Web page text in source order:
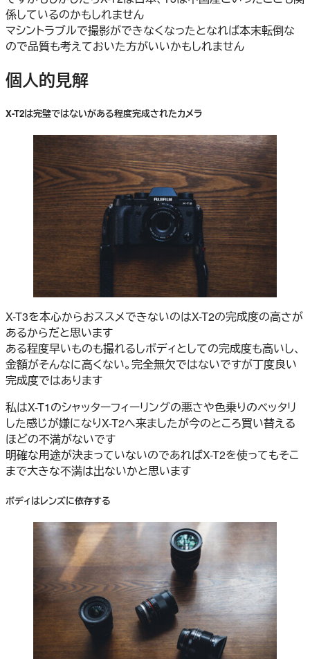
係しているのかもしれません
マシントラブルで撮影ができなくなったとなれば本末転倒な
ので品質も考えておいた方がいいかもしれません
個人的見解
X-T2は完璧ではないがある程度完成されたカメラ
X-T3を本心からおススメできないのはX-T2の完成度の高さが
あるからだと思います
ある程度早いものも撮れるしボディとしての完成度も高いし、
金額がそんなに高くない。完全無欠ではないですが丁度良い
完成度ではあります
私はX-T1のシャッターフィーリングの悪さや色乗りのベッタリ
した感じが嫌になりX-T2へ来ましたが今のところ買い替える
ほどの不満がないです
明確な用途が決まっていないのであればX-T2を使ってもそこ
まで大きな不満は出ないかと思います
ボディはレンズに依存する